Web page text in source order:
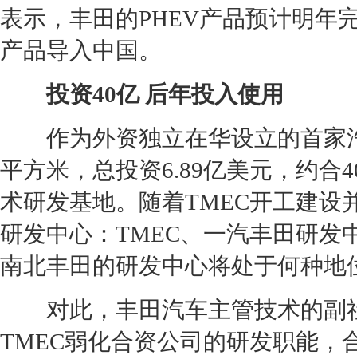
表示， 丰田 的PHEV产品预计明年
产品导入中国。
投资40亿 后年投入使用
作为外资独立在华设立的首家
平方米，总投资6.89亿美元，约合
术研发基地。随着TMEC开工建设
研发中心：TMEC、 一汽丰田研发
南北丰田 的研发中心将处于何种
对此， 丰田汽车主管技术的副
TMEC弱化合资公司的研发职能，